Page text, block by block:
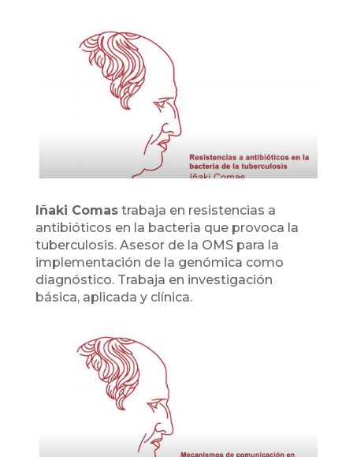
Iñaki Comastrabaja en resistencias a
antibióticos en la bacteria que provoca la
tuberculosis. Asesor de la OMS para la
implementación de la genómica como
diagnóstico. Trabaja en investigación
básica, aplicada y clínica.